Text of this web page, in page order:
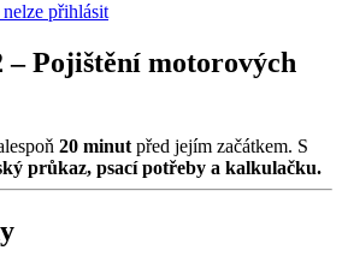
přihlásit
– Pojištění motorových
20 minut před jejím začátkem. S
průkaz, psací potřeby a kalkulačku.